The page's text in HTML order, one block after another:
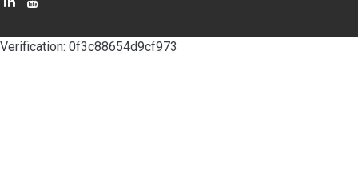
Verification: 0f3c88654d9cf973